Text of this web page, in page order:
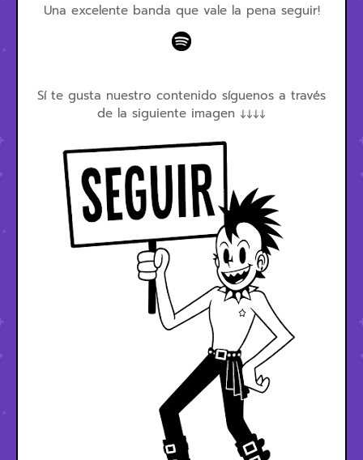
Una excelente banda que vale la pena seguir!
Sí te gusta nuestro contenido síguenos a través
de la siguiente imagen ↓↓↓↓